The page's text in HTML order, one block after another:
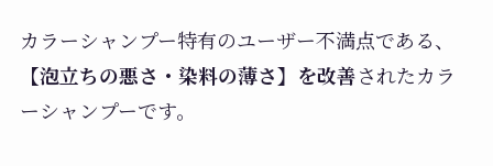
カラーシャンプー特有のユーザー不満点である、
【泡立ちの悪さ・染料の薄さ】を改善されたカラ
ーシャンプーです。